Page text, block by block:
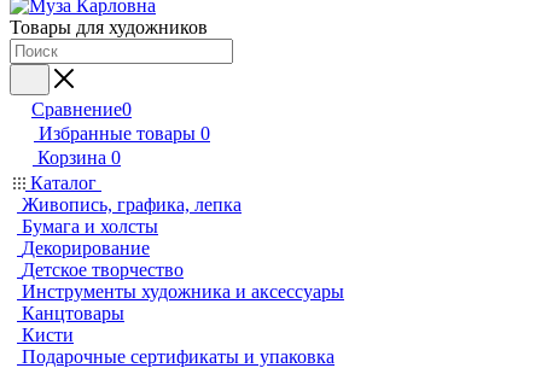
Товары для художников
Сравнение0
Избранные товары 0
Корзина 0
Каталог
Живопись, графика, лепка
Бумага и холсты
Декорирование
Детское творчество
Инструменты художника и аксессуары
Канцтовары
Кисти
Подарочные сертификаты и упаковка